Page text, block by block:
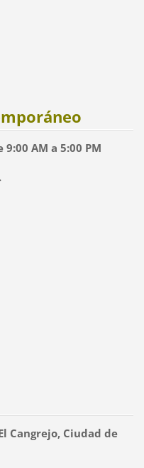
AM a 5:00 PM
Cangrejo, Ciudad de